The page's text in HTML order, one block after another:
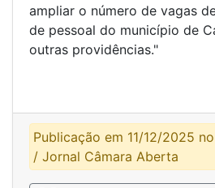
ampliar o número de vagas
de pessoal do município de
outras providências."
Publicação em 11/12/2025
/ Jornal Câmara Aberta